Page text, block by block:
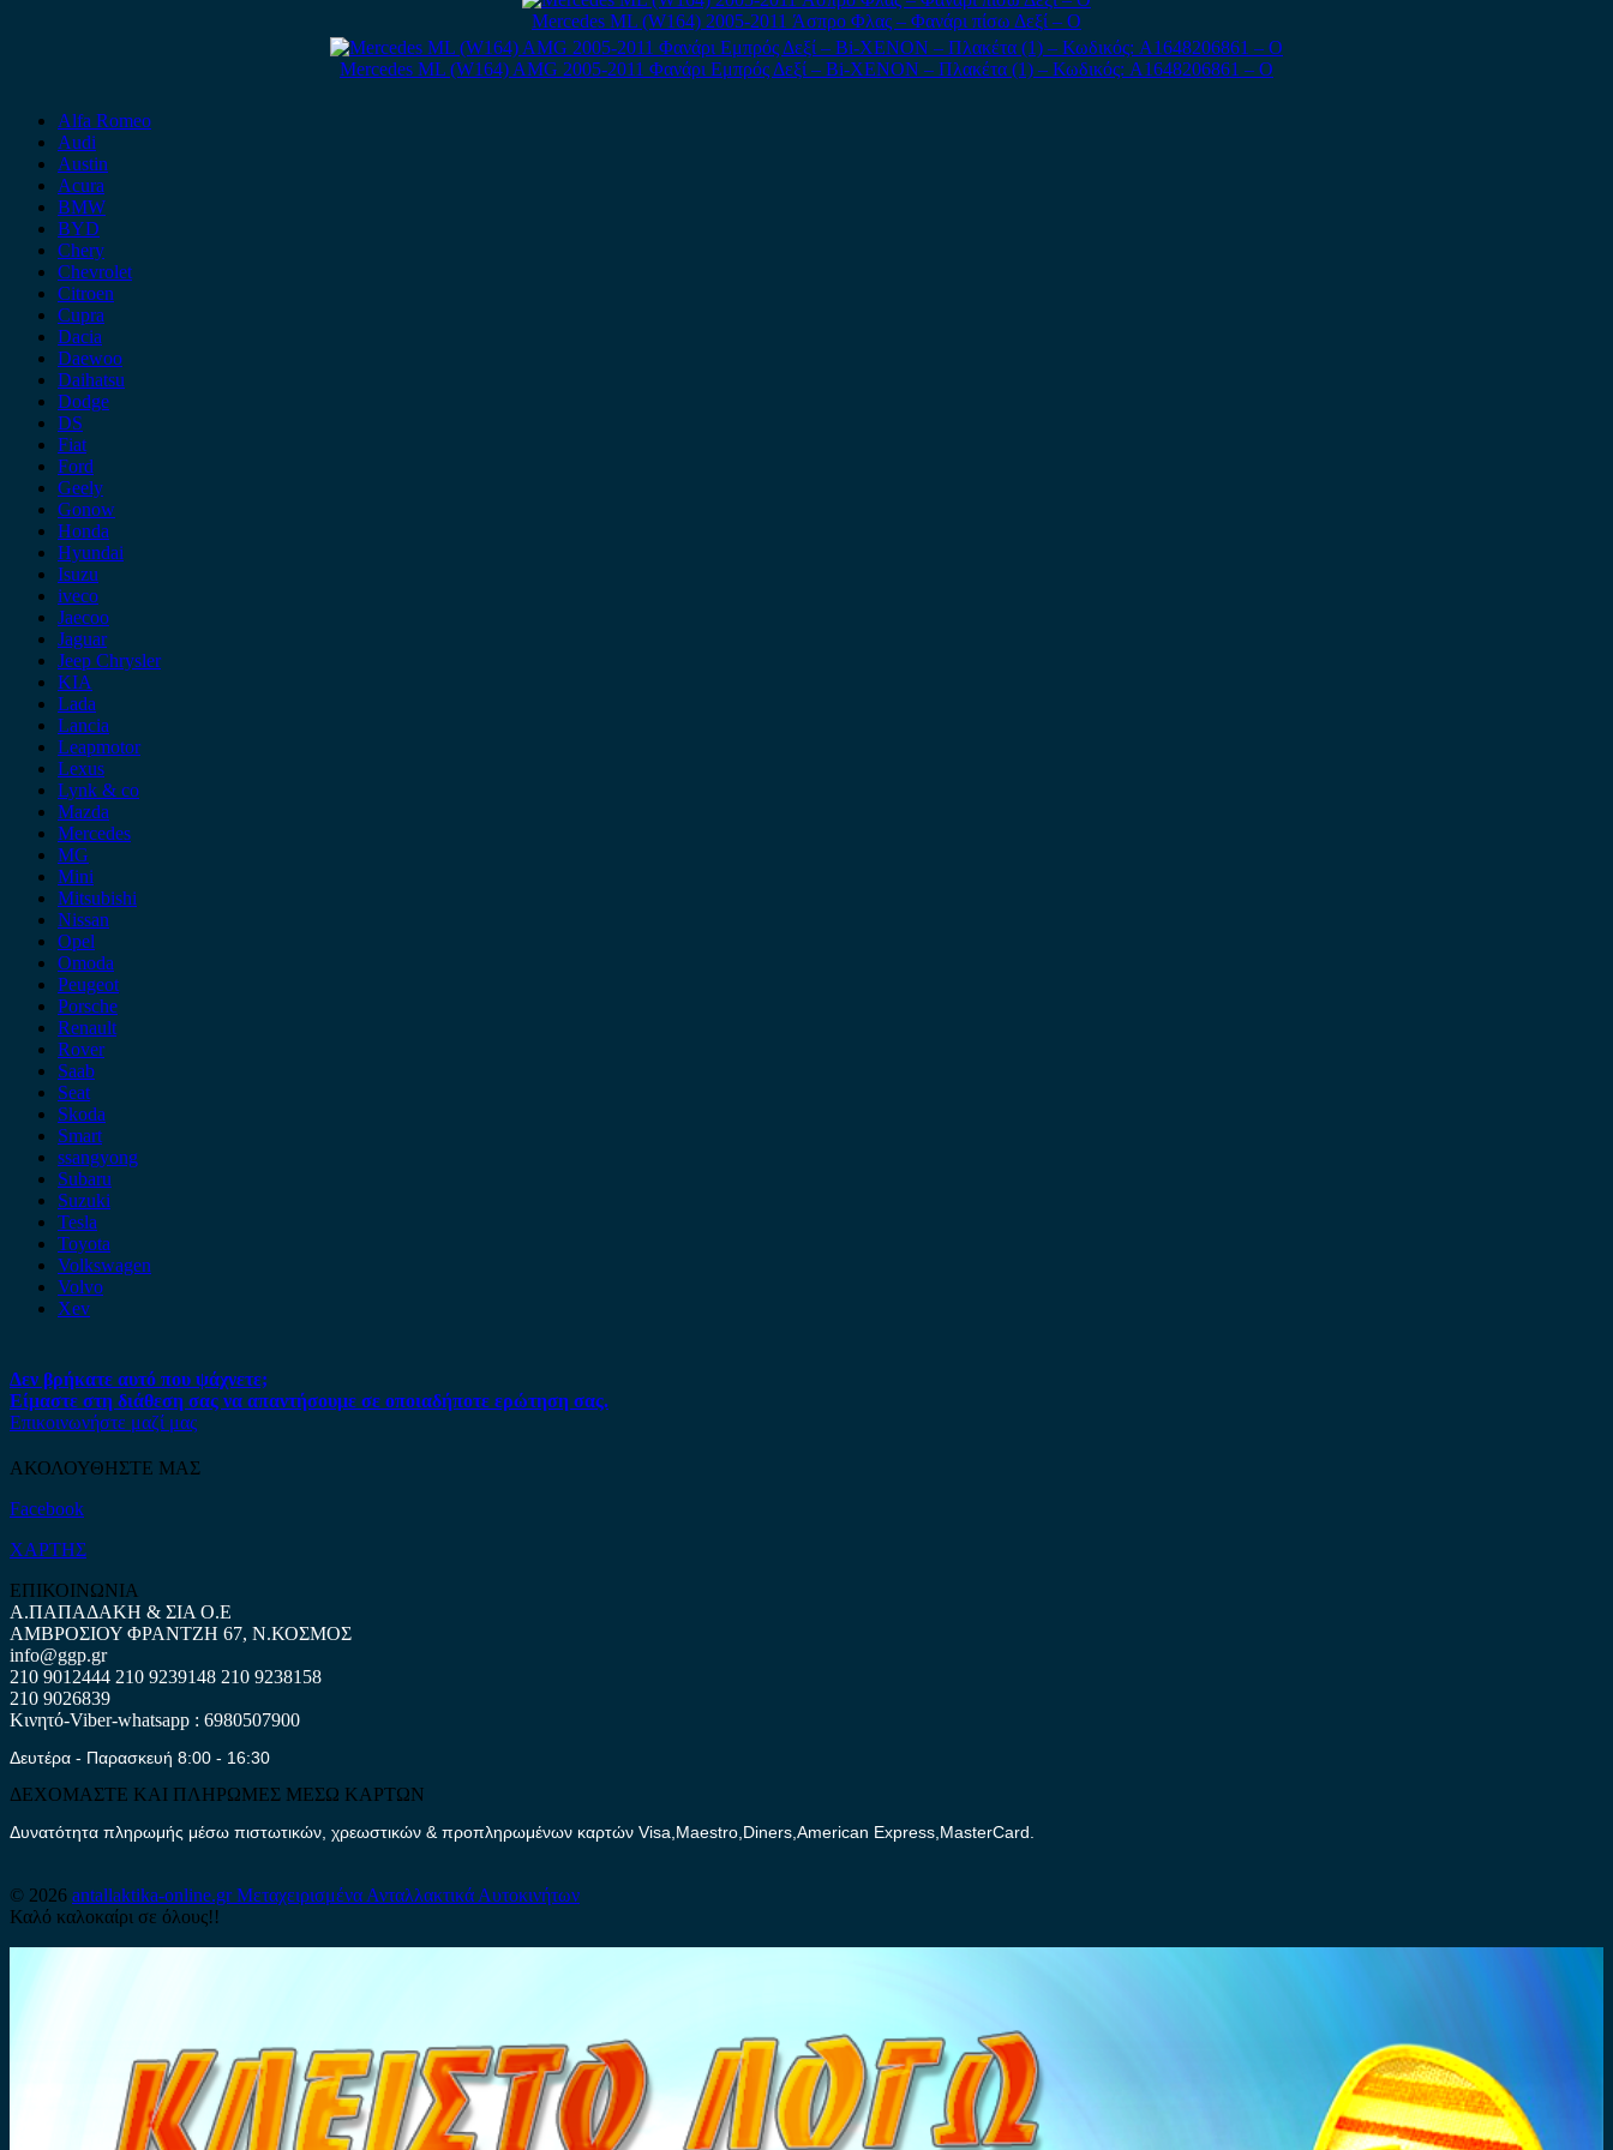
Mercedes ML (W164) 2005-2011 Άσπρο Φλας – Φανάρι πίσω Δεξί – Ο
Mercedes ML (W164) AMG 2005-2011 Φανάρι Εμπρός Δεξί – Bi-XENON – Πλακέτα (1) – Κωδικός: A1648206861 – Ο
Alfa Romeo
Audi
Austin
Acura
BMW
BYD
Chery
Chevrolet
Citroen
Cupra
Dacia
Daewoo
Daihatsu
Dodge
DS
Fiat
Ford
Geely
Gonow
Honda
Hyundai
Isuzu
iveco
Jaecoo
Jaguar
Jeep Chrysler
KIA
Lada
Lancia
Leapmotor
Lexus
Lynk & co
Mazda
Mercedes
MG
Mini
Mitsubishi
Nissan
Opel
Omoda
Peugeot
Porsche
Renault
Rover
Saab
Seat
Skoda
Smart
ssangyong
Subaru
Suzuki
Tesla
Toyota
Volkswagen
Volvo
Xev
Δεν βρήκατε αυτό που ψάχνετε;
Είμαστε στη διάθεση σας να απαντήσουμε σε οποιαδήποτε ερώτηση σας.
Επικοινωνήστε μαζί μας
ΑΚΟΛΟΥΘΗΣΤΕ ΜΑΣ
Facebook
ΧΑΡΤΗΣ
ΕΠΙΚΟΙΝΩΝΙΑ
Α.ΠΑΠΑΔΑΚΗ & ΣΙΑ Ο.Ε
ΑΜΒΡΟΣΙΟΥ ΦΡΑΝΤΖΗ 67, Ν.ΚΟΣΜΟΣ
info@ggp.gr
210 9012444 210 9239148 210 9238158
210 9026839
Κινητό-Viber-whatsapp : 6980507900
Δευτέρα - Παρασκευή 8:00 - 16:30
ΔΕΧΟΜΑΣΤΕ ΚΑΙ ΠΛΗΡΩΜΕΣ ΜΕΣΩ ΚΑΡΤΩΝ
Δυνατότητα πληρωμής μέσω πιστωτικών, χρεωστικών & προπληρωμένων καρτών Visa,Maestro,Diners,American Express,MasterCard.
© 2026 antallaktika-online.grΜεταχειρισμένα Ανταλλακτικά Αυτοκινήτων
Καλό καλοκαίρι σε όλους!!